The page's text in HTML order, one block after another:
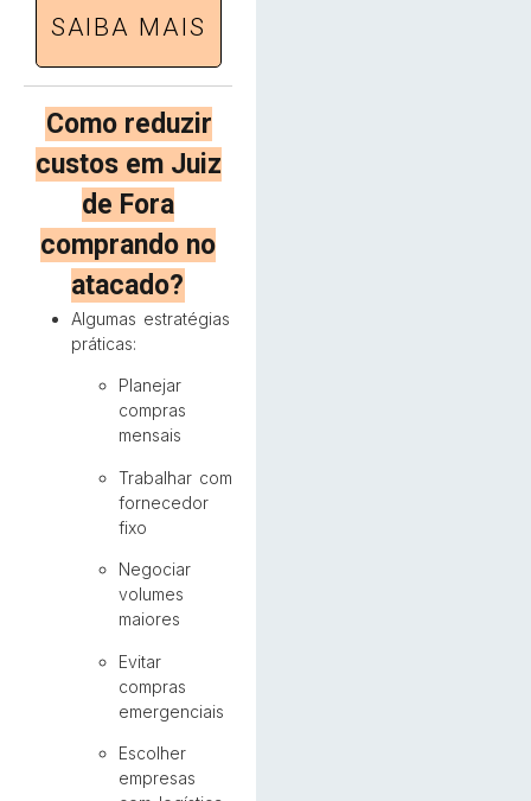
SAIBA MAIS
Como reduzir
custos em Juiz
de Fora
comprando no
atacado?
Algumas estratégias
práticas:
Planejar
compras
mensais
Trabalhar com
fornecedor
fixo
Negociar
volumes
maiores
Evitar
compras
emergenciais
Escolher
empresas